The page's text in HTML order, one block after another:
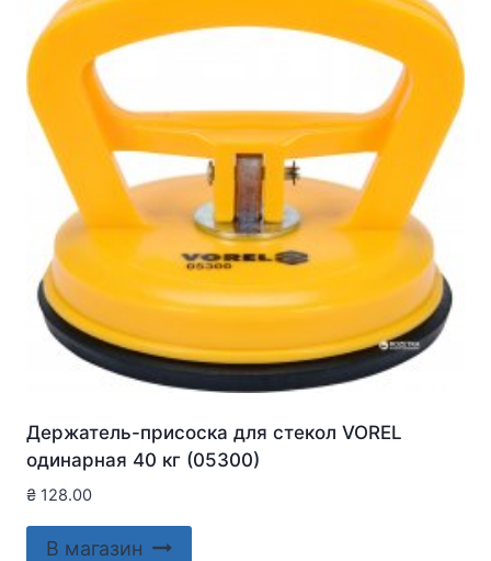
Держатель-присоска для стекол VOREL
одинарная 40 кг (05300)
₴ 128.00
В магазин